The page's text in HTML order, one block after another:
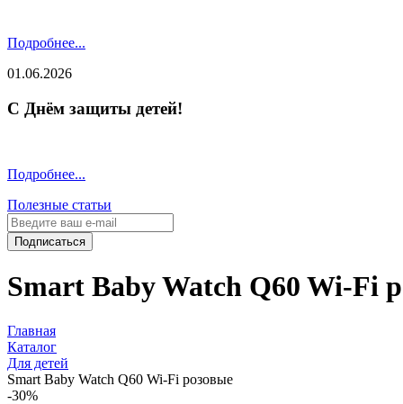
Подробнее...
01.06.2026
С Днём защиты детей!
Подробнее...
Полезные статьи
Подписаться
Smart Baby Watch Q60 Wi-Fi
Главная
Каталог
Для детей
Smart Baby Watch Q60 Wi-Fi розовые
-30%